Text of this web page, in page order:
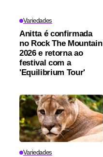
Variedades
Anitta é confirmada
no Rock The Mountain
2026 e retorna ao
festival com a
'Equilibrium Tour'
Variedades